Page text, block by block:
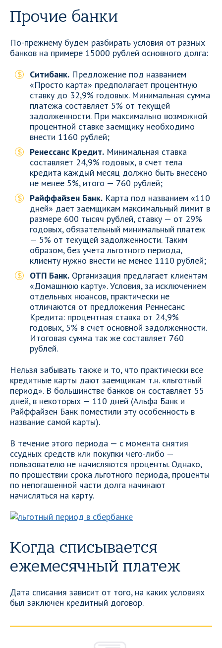
Прочие банки
По-прежнему будем разбирать условия от разных
банков на примере 15000 рублей основного долга:
Ситибанк. Предложение под названием
«Просто карта» предполагает процентную
ставку до 32,9% годовых. Минимальная сумма
платежа составляет 5% от текущей
задолженности. При максимально возможной
процентной ставке заемщику необходимо
внести 1160 рублей;
Ренессанс Кредит. Минимальная ставка
составляет 24,9% годовых, в счет тела
кредита каждый месяц должно быть внесено
не менее 5%, итого — 760 рублей;
Райффайзен Банк. Карта под названием «110
дней» дает заемщикам максимальный лимит в
размере 600 тысяч рублей, ставку — от 29%
годовых, обязательный минимальный платеж
— 5% от текущей задолженности. Таким
образом, без учета льготного периода,
клиенту нужно внести не менее 1110 рублей;
ОТП Банк. Организация предлагает клиентам
«Домашнюю карту». Условия, за исключением
отдельных нюансов, практически не
отличаются от предложения Реннесанс
Кредита: процентная ставка от 24,9%
годовых, 5% в счет основной задолженности.
Итоговая сумма так же составляет 760
рублей.
Нельзя забывать также и то, что практически все
кредитные карты дают заемщикам т.н. «льготный
период». В большинстве банков он составляет 55
дней, в некоторых — 110 дней (Альфа Банк и
Райффайзен Банк поместили эту особенность в
название самой карты).
В течение этого периода — с момента снятия
ссудных средств или покупки чего-либо —
пользователю не начисляются проценты. Однако,
по прошествии срока льготного периода, проценты
по непогашенной части долга начинают
начисляться на карту.
Когда списывается
ежемесячный платеж
Дата списания зависит от того, на каких условиях
был заключен кредитный договор.